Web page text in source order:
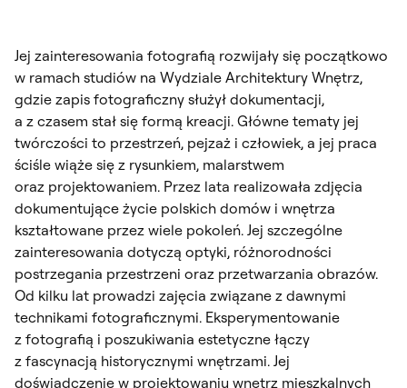
Jej zainteresowania fotografią rozwijały się początkowo
w ramach studiów na Wydziale Architektury Wnętrz,
gdzie zapis fotograficzny służył dokumentacji,
a z czasem stał się formą kreacji. Główne tematy jej
twórczości to przestrzeń, pejzaż i człowiek, a jej praca
ściśle wiąże się z rysunkiem, malarstwem
oraz projektowaniem. Przez lata realizowała zdjęcia
dokumentujące życie polskich domów i wnętrza
kształtowane przez wiele pokoleń. Jej szczególne
zainteresowania dotyczą optyki, różnorodności
postrzegania przestrzeni oraz przetwarzania obrazów.
Od kilku lat prowadzi zajęcia związane z dawnymi
technikami fotograficznymi. Eksperymentowanie
z fotografią i poszukiwania estetyczne łączy
z fascynacją historycznymi wnętrzami. Jej
doświadczenie w projektowaniu wnętrz mieszkalnych